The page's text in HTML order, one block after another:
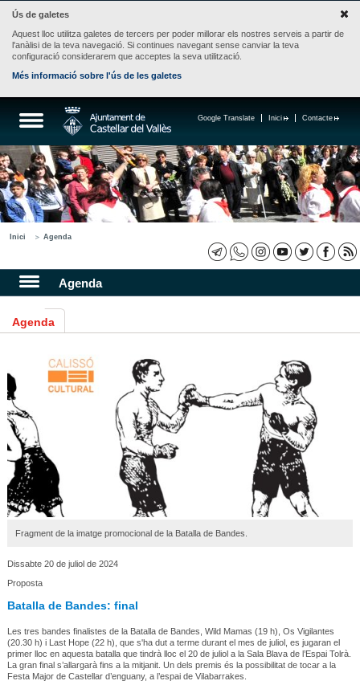
Ús de galetes
Aquest lloc utilitza galetes de tercers per poder millorar els nostres serveis a partir de
l'anàlisi de la teva navegació. Si continues navegant sense canviar la teva
configuració considerarem que acceptes la seva utilització.
Més informació sobre l'ús de les galetes
Contacte
Inici
Google Translate
Inici Agenda
Agenda
Agenda
Fragment de la imatge promocional de la Batalla de Bandes.
Dissabte 20 de juliol de 2024
Proposta
Batalla de Bandes: final
Les tres bandes finalistes de la Batalla de Bandes, Wild Mamas (19 h), Os Vigilantes
(20.30 h) i Last Hope (22 h), que s'ha dut a terme durant el mes de juliol, es jugaran el
primer lloc en aquesta batalla que tindrà lloc el 20 de juliol a la Sala Blava de l’Espai Tolrà.
La gran final s’allargarà fins a la mitjanit. Un dels premis és la possibilitat de tocar a la
Festa Major de Castellar d’enguany, a l’espai de Vilabarrakes.